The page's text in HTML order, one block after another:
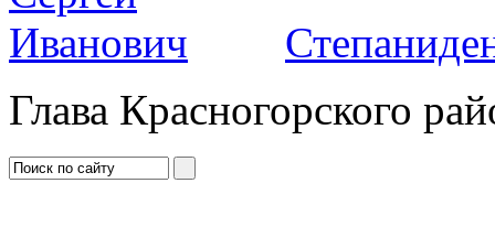
Глава Красногорского